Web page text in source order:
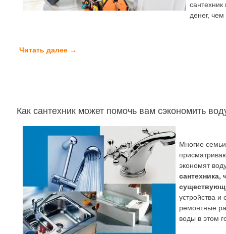
денег,
Читать далее →
Как сантехник может помочь вам сэкономить
Многие
экономят
устройства
ремонтные
воды в этом